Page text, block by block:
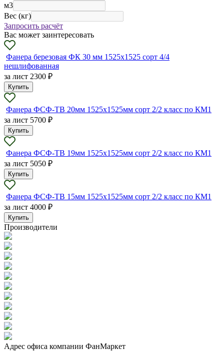
м3
Вес (кг)
Запросить расчёт
Вас может заинтересовать
Фанера березовая ФК 30 мм 1525х1525 сорт 4/4
нешлифованная
за лист 2300 ₽
Купить
Фанера ФСФ-ТВ 20мм 1525х1525мм сорт 2/2 класс по КМ1
за лист 5700 ₽
Купить
Фанера ФСФ-ТВ 19мм 1525х1525мм сорт 2/2 класс по КМ1
за лист 5050 ₽
Купить
Фанера ФСФ-ТВ 15мм 1525х1525мм сорт 2/2 класс по КМ1
за лист 4000 ₽
Купить
Производители
Адрес офиса компании ФанМаркет